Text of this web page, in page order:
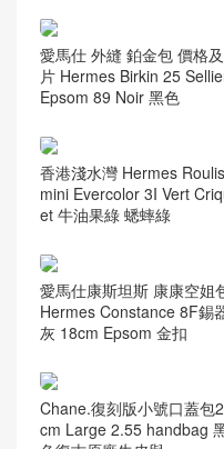
愛馬仕 外縫 鉑金包 價格
片 Hermes Birkin 25
Epsom 89 Noir 黑色
香港淺水灣 Hermes Roulis
mini Evercolor 3I Vert
et 牛油果綠 蟋蟀綠
愛馬仕康斯坦斯 康康空姐
Hermes Constance 8F錫
灰 18cm Epsom 金扣
Chane.復刻版小號口蓋包
cm Large 2.55 handbag